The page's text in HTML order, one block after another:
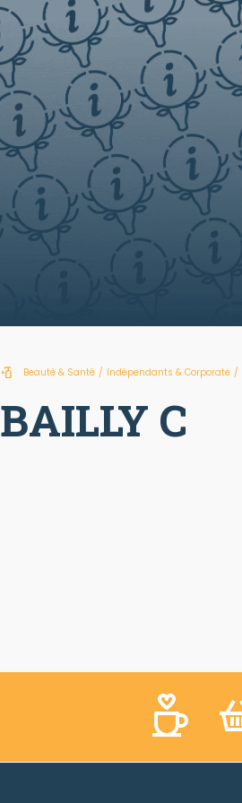
Beauté & Santé / Indépendants & Corporate /
BAILLY C